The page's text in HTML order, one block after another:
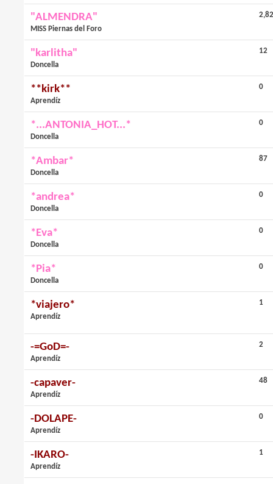
"ALMENDRA"
MISS Piernas del Foro
"karlitha"
Doncella
12
**kirk**
Aprendíz
0
*...ANTONIA_HOT...*
Doncella
0
*Ambar*
Doncella
87
*andrea*
Doncella
0
*Eva*
Doncella
0
*Pia*
Doncella
0
*viajero*
Aprendíz
1
-=GoD=-
Aprendíz
2
-capaver-
Aprendíz
48
-DOLAPE-
Aprendíz
0
-IKARO-
Aprendíz
1